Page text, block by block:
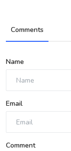
Comments
Name
Email
Comment